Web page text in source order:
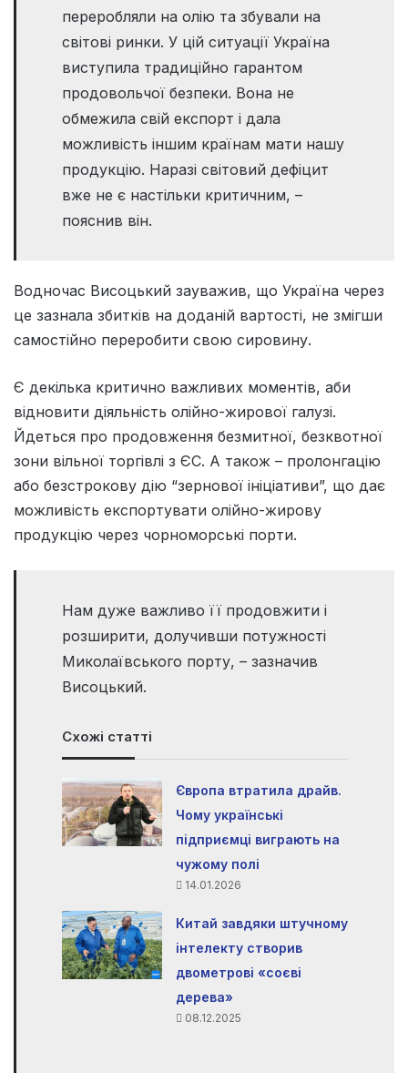
переробляли на олію та збували на
світові ринки. У цій ситуації Україна
виступила традиційно гарантом
продовольчої безпеки. Вона не
обмежила свій експорт і дала
можливість іншим країнам мати нашу
продукцію. Наразі світовий дефіцит
вже не є настільки критичним, –
пояснив він.
Водночас Висоцький зауважив, що Україна через
це зазнала збитків на доданій вартості, не змігши
самостійно переробити свою сировину.
Є декілька критично важливих моментів, аби
відновити діяльність олійно-жирової галузі.
Йдеться про продовження безмитної, безквотної
зони вільної торгівлі з ЄС. А також – пролонгацію
або безстрокову дію “зернової ініціативи”, що дає
можливість експортувати олійно-жирову
продукцію через чорноморські порти.
Нам дуже важливо її продовжити і
розширити, долучивши потужності
Миколаївського порту, – зазначив
Висоцький.
Схожі статті
Європа втратила драйв.
Чому українські
підприємці виграють на
чужому полі
14.01.2026
Китай завдяки штучному
інтелекту створив
двометрові «соєві
дерева»
08.12.2025